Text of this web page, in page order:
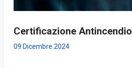
Certificazione Antincendio
09 Dicembre 2024